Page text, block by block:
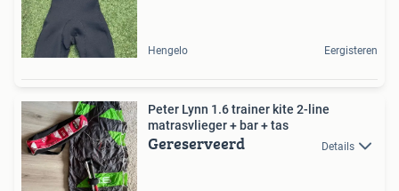
Hengelo Eergisteren
Peter Lynn 1.6 trainer kite 2-line
matrasvlieger + bar + tas
Gereserveerd Details